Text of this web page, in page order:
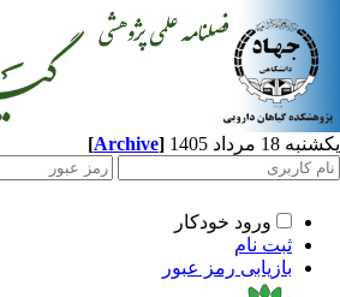
1405
[Archive]
ورود خودکار
ثبت نام
بازیابی رمز عبور